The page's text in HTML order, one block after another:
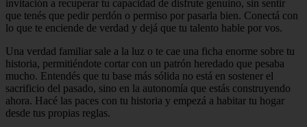
invitación a recuperar tu capacidad de disfrute genuino, sin sentir
que tenés que pedir perdón o permiso por pasarla bien. Conectá con
lo que te enciende de verdad y dejá que tu talento hable por vos.
Una verdad familiar sale a la luz o te cae una ficha enorme sobre tu
historia, permitiéndote cortar con un patrón heredado que pesaba
mucho. Entendés que tu base más sólida no está en sostener el
sacrificio del pasado, sino en la autonomía que estás construyendo
ahora. Hacé las paces con tu historia y empezá a habitar tu hogar
desde tus propias reglas.